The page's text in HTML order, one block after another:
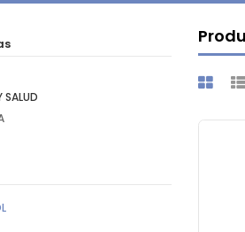
SALUD